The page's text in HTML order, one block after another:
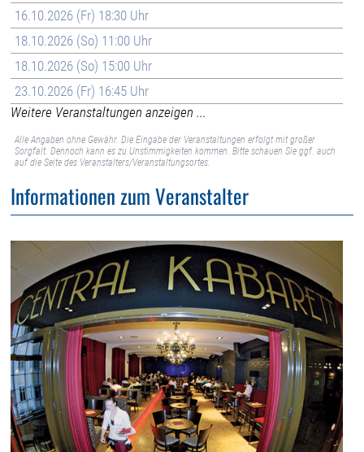
16.10.2026 (Fr) 18:30 Uhr
18.10.2026 (So) 11:00 Uhr
18.10.2026 (So) 15:00 Uhr
23.10.2026 (Fr) 16:45 Uhr
Weitere Veranstaltungen anzeigen ...
Alle Angaben ohne Gewähr. Die Eingabe der Veranstaltungen erfolgt mit großer
Sorgfalt. Dennoch kann es zu Unstimmigkeiten kommen. Bitte schauen Sie ggf. auch
auf die Seite des Veranstalters/Veranstaltungsortes.
Informationen zum Veranstalter